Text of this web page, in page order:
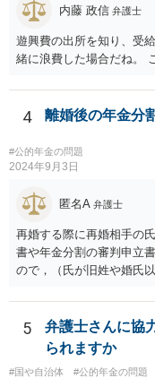
内藤 政信 弁護士
遊興費の出所を知り、受
緒に浪費した場合だね。
4 離婚後の年金分
#公的年金の問題
2024年9月3日
匿名A 弁護士
再婚する際に再婚相手の
書や年金分割の審判申立
ので，（氏が旧姓や婚氏
秘匿であればともかく，
とを推察されてしまうの
せんが，この種の事案で
リーではないかと思います
5
弁護士さんに協
られますか
#国や自治体 #公的年金の問題